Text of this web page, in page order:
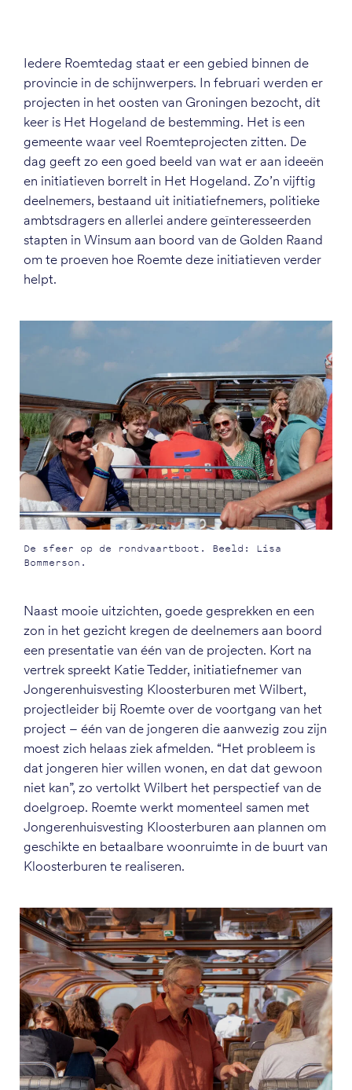
Iedere Roemtedag staat er een gebied binnen de
provincie in de schijnwerpers. In februari werden er
projecten in het oosten van Groningen bezocht, dit
keer is Het Hogeland de bestemming. Het is een
gemeente waar veel Roemteprojecten zitten. De
dag geeft zo een goed beeld van wat er aan ideeën
en initiatieven borrelt in Het Hogeland. Zo’n vijftig
deelnemers, bestaand uit initiatiefnemers, politieke
ambtsdragers en allerlei andere geïnteresseerden
stapten in Winsum aan boord van de Golden Raand
om te proeven hoe Roemte deze initiatieven verder
helpt.
De sfeer op de rondvaartboot. Beeld: Lisa
Bommerson.
Naast mooie uitzichten, goede gesprekken en een
zon in het gezicht kregen de deelnemers aan boord
een presentatie van één van de projecten. Kort na
vertrek spreekt Katie Tedder, initiatiefnemer van
Jongerenhuisvesting Kloosterburen met Wilbert,
projectleider bij Roemte over de voortgang van het
project – één van de jongeren die aanwezig zou zijn
moest zich helaas ziek afmelden. “Het probleem is
dat jongeren hier willen wonen, en dat dat gewoon
niet kan”, zo vertolkt Wilbert het perspectief van de
doelgroep. Roemte werkt momenteel samen met
Jongerenhuisvesting Kloosterburen aan plannen om
geschikte en betaalbare woonruimte in de buurt van
Kloosterburen te realiseren.